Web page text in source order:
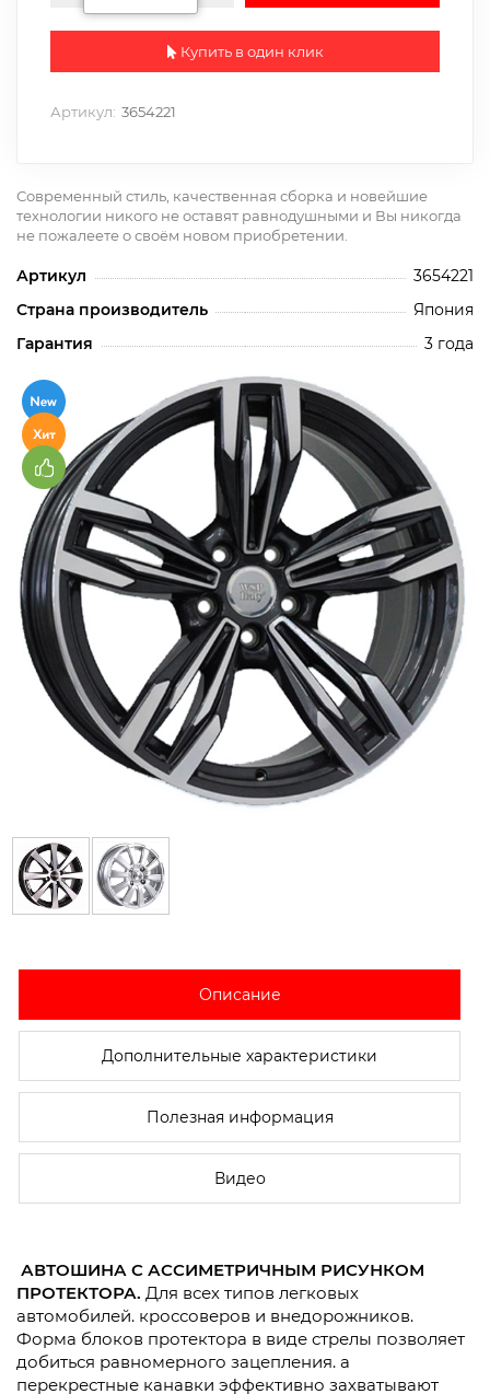
Купить в один клик
Артикул: 3654221
Современный стиль, качественная сборка и новейшие
технологии никого не оставят равнодушными и Вы никогда
не пожалеете о своём новом приобретении.
Артикул
3654221
Страна производитель
Япония
Гарантия
3 года
Описание
Дополнительные характеристики
Полезная информация
Видео
АВТОШИНА С АССИМЕТРИЧНЫМ РИСУНКОМ
ПРОТЕКТОРА. Для всех типов легковых
автомобилей. кроссоверов и внедорожников.
Форма блоков протектора в виде стрелы позволяет
добиться равномерного зацепления. а
перекрестные канавки эффективно захватывают